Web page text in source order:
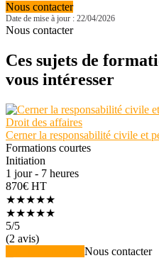
Nous contacter
Date de mise à jour : 22/04/2026
Nous contacter
Ces sujets de
vous intéresser
Droit des affaires
Cerner la responsabilité civile et
Formations courtes
Initiation
1 jour - 7 heures
870€ HT
★★★★★
★★★★★
5/5
(2 avis)
Nous contacter